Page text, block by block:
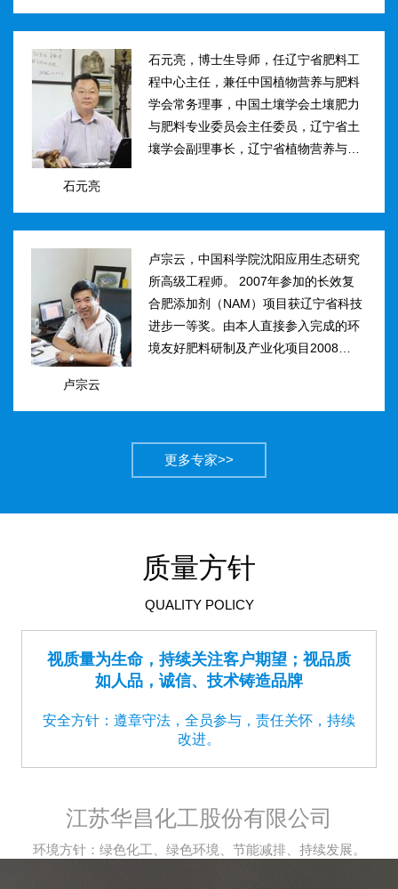
学调控、新型缓控释肥料研制；土壤...
石元亮
石元亮，博士生导师，任辽宁省肥料工
程中心主任，兼任中国植物营养与肥料
学会常务理事，中国土壤学会土壤肥力
与肥料专业委员会主任委员，辽宁省土
壤学会副理事长，辽宁省植物营养与肥
家“十二五&rdqu...
卢宗云
卢宗云，中国科学院沈阳应用生态研究
所高级工程师。 2007年参加的长效复
合肥添加剂（NAM）项目获辽宁省科技
进步一等奖。由本人直接参入完成的环
境友好肥料研制及产业化项目2008年获
市有突出贡献中青年专...
更多专家>>
质量方针
QUALITY POLICY
视质量为生命，持续关注客户期望；视品质
如人品，诚信、技术铸造品牌
安全方针：遵章守法，全员参与，责任关怀，持续
改进。
江苏华昌化工股份有限公司
环境方针：绿色化工、绿色环境、节能减排、持续发展。